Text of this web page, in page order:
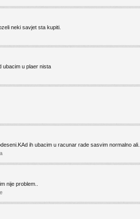
neki savjet sta kupiti.
ubacim u plaer nista
ih ubacim u racunar rade sasvim normalno ali...
nije problem..